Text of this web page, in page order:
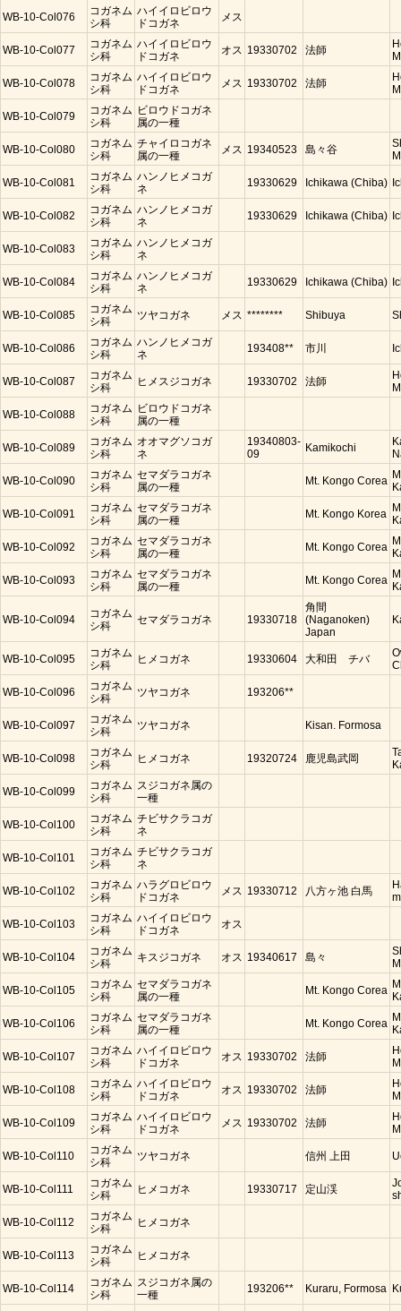
WB-10-Col076
コガネム
シ科
ハイイロビロウ
ドコガネ
メス
WB-10-Col077
コガネム
シ科
ハイイロビロウ
ドコガネ
オス 19330702 法師
WB-10-Col078
コガネム
シ科
ハイイロビロウ
ドコガネ
メス 19330702 法師
WB-10-Col079
コガネム
シ科
ビロウドコガネ
属の一種
WB-10-Col080
コガネム
シ科
チャイロコガネ
属の一種
メス 19340523 島々谷
WB-10-Col081
コガネム
シ科
ハンノヒメコガ
ネ
19330629 Ichikawa (Chiba)
WB-10-Col082
コガネム
シ科
ハンノヒメコガ
ネ
19330629 Ichikawa (Chiba)
WB-10-Col083
コガネム
シ科
ハンノヒメコガ
ネ
WB-10-Col084
コガネム
シ科
ハンノヒメコガ
ネ
19330629 Ichikawa (Chiba)
WB-10-Col085
コガネム
シ科
ツヤコガネ メス ******** Shibuya
WB-10-Col086
コガネム
シ科
ハンノヒメコガ
ネ
193408** 市川
WB-10-Col087
コガネム
シ科
ヒメスジコガネ 19330702 法師
WB-10-Col088
コガネム
シ科
ビロウドコガネ
属の一種
WB-10-Col089
コガネム
シ科
オオマグソコガ
ネ
19340803-
09
Kamikochi
WB-10-Col090
コガネム
シ科
セマダラコガネ
属の一種
Mt. Kongo Corea
WB-10-Col091
コガネム
シ科
セマダラコガネ
属の一種
Mt. Kongo Korea
WB-10-Col092
コガネム
シ科
セマダラコガネ
属の一種
Mt. Kongo Corea
WB-10-Col093
コガネム
シ科
セマダラコガネ
属の一種
Mt. Kongo Corea
WB-10-Col094
コガネム
シ科
セマダラコガネ 19330718
角間
(Naganoken)
Japan
WB-10-Col095
コガネム
シ科
ヒメコガネ 19330604 大和田 チバ
WB-10-Col096
コガネム
シ科
ツヤコガネ 193206**
WB-10-Col097
コガネム
シ科
ツヤコガネ Kisan. Formosa
WB-10-Col098
コガネム
シ科
ヒメコガネ 19320724 鹿児島武岡
WB-10-Col099
コガネム
シ科
スジコガネ属の
一種
WB-10-Col100
コガネム
シ科
チビサクラコガ
ネ
WB-10-Col101
コガネム
シ科
チビサクラコガ
ネ
WB-10-Col102
コガネム
シ科
ハラグロビロウ
ドコガネ
メス 19330712 八方ヶ池 白馬
WB-10-Col103
コガネム
シ科
ハイイロビロウ
ドコガネ
オス
WB-10-Col104
コガネム
シ科
キスジコガネ オス 19340617 島々
WB-10-Col105
コガネム
シ科
セマダラコガネ
属の一種
Mt. Kongo Corea
WB-10-Col106
コガネム
シ科
セマダラコガネ
属の一種
Mt. Kongo Corea
WB-10-Col107
コガネム
シ科
ハイイロビロウ
ドコガネ
オス 19330702 法師
WB-10-Col108
コガネム
シ科
ハイイロビロウ
ドコガネ
オス 19330702 法師
WB-10-Col109
コガネム
シ科
ハイイロビロウ
ドコガネ
メス 19330702 法師
WB-10-Col110
コガネム
シ科
ツヤコガネ 信州 上田
WB-10-Col111
コガネム
シ科
ヒメコガネ 19330717 定山渓
WB-10-Col112
コガネム
シ科
ヒメコガネ
WB-10-Col113
コガネム
シ科
ヒメコガネ
WB-10-Col114
コガネム
シ科
スジコガネ属の
一種
193206** Kuraru, Formosa